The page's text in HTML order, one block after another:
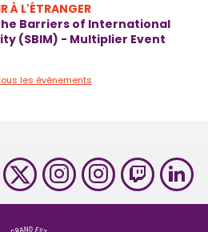
À L'ÉTRANGER
Barriers of International
(SBIM) - Multiplier Event
les évènements